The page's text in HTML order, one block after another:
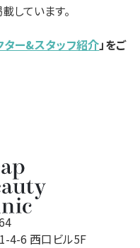
しています。
ター&スタッフ紹介」をご
4-6 西口ビル5F